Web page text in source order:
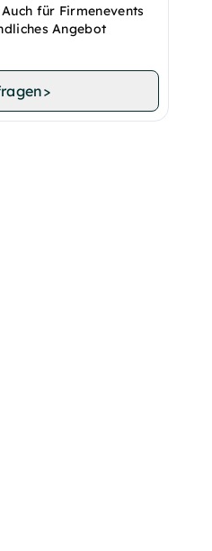
für Firmenevents
Angebot
>